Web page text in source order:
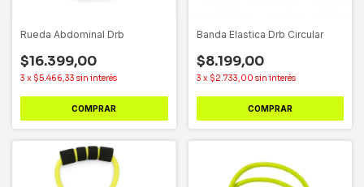
Rueda Abdominal Drb
$16.399,00
3 x $5.466,33 sin interés
COMPRAR
Banda Elastica Drb Circular
$8.199,00
3 x $2.733,00 sin interés
COMPRAR